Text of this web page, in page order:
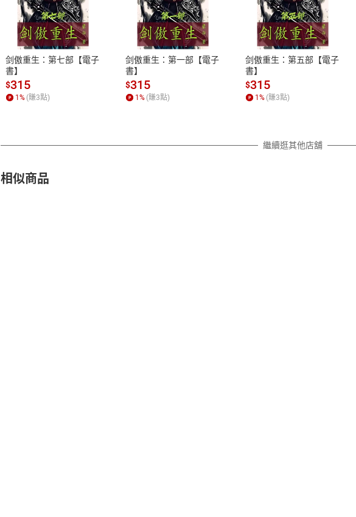
付款方式
ATM轉帳、信用卡、LINE PAY、AFTEE
退換貨規範
本店是否提供消費者保護法七日猶
之權利，遽消費者保護法及通訊交
除權合理例外情事適用準則，依商
質各有不同規定。詳細退換貨說明
照各商品說明。
剑傲重生：第七部【電子
書】
$315
1 % (賺3點)
剑傲重生：第一部【電子
書】
$315
1 % (賺3點)
剑傲重生：第五部【電子
書】
$315
1 % (賺3點)
繼續逛其他店舖
相似商品